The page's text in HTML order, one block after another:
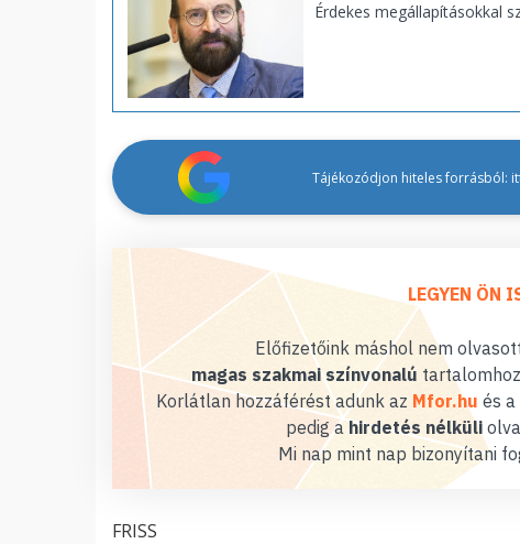
Érdekes megállapításokkal
Tájékozódjon hiteles forrásból:
LEGYEN ÖN
Előfizetőink máshol nem
magas szakmai színvonalú
Korlátlan hozzáférést adunk az Mfor.hu és a
pedig ahirdetés nélküli
Mi nap mint nap bizonyítani
FRISS